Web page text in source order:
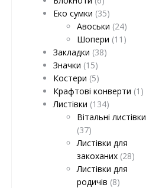
Еко сумки (35)
Авоськи (24)
Шопери (11)
Закладки (38)
Значки (15)
Костери (5)
Крафтові конверти (1)
Листівки (134)
Вітальні листівки
(37)
Листівки для
закоханих (28)
Листівки для
родичів (8)